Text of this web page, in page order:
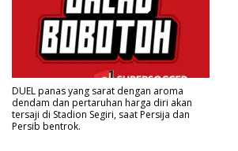
DUEL panas yang sarat dengan aroma
dendam dan pertaruhan harga diri akan
tersaji di Stadion Segiri, saat Persija dan
Persib bentrok.